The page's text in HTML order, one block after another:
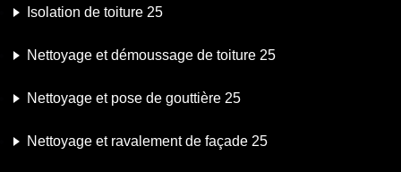
Isolation de toiture 25
Nettoyage et démoussage de toiture 25
Nettoyage et pose de gouttière 25
Nettoyage et ravalement de façade 25